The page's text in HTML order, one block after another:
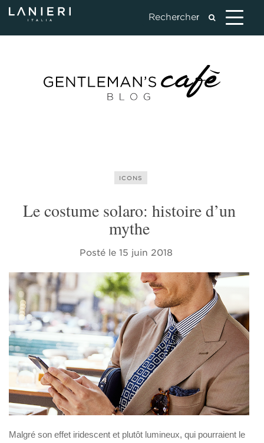
ICONS
Le costume solaro: histoire d’un
mythe
Posté le 15 juin 2018
Malgré son effet iridescent et plutôt lumineux, qui pourraient le